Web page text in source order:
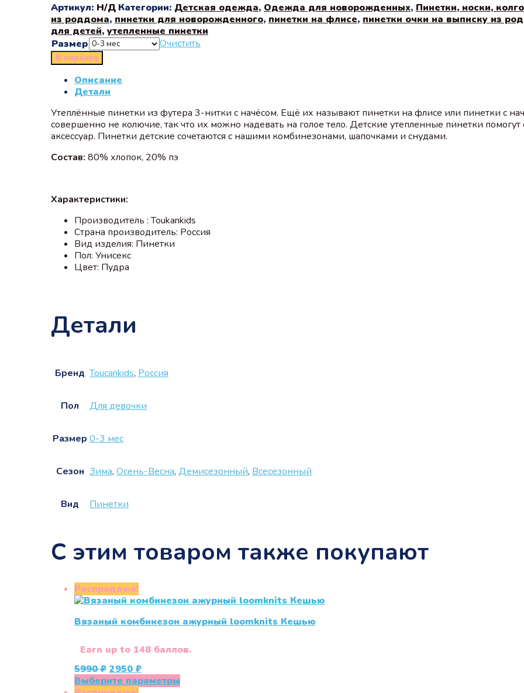
Артикул: Н/Д Категории: Детская одежда, Одежда для новорожденных, Пинетки, носки,
из роддома, пинетки для новорожденного, пинетки на флисе, пинетки очки на выписку из
для детей, утепленные пинетки
Размер
Очистить
В корзину
Описание
Детали
Утеплённые пинетки из футера 3-нитки с начёсом. Ещё их называют пинетки на флисе или пинетки с
совершенно не колючие, так что их можно надевать на голое тело. Детские утепленные пинетки
аксессуар. Пинетки детские сочетаются с нашими комбинезонами, шапочками и снудами.
Состав: 80% хлопок, 20% пэ
Характеристики:
Производитель : Toukankids
Страна производитель: Россия
Вид изделия: Пинетки
Пол: Унисекс
Цвет: Пудра
Детали
Бренд Touсankids, Россия
Пол Для девочки
Размер 0-3 мес
Сезон Зима, Осень-Весна, Демисезонный, Всесезонный
Вид Пинетки
С этим товаром также покупают
Распродажа!
Вязаный комбинезон ажурный loomknits Кешью
Earn up to 148 баллов.
5990₽ Первоначальная
цена
2950₽Текущая
цена:
Выберите параметры